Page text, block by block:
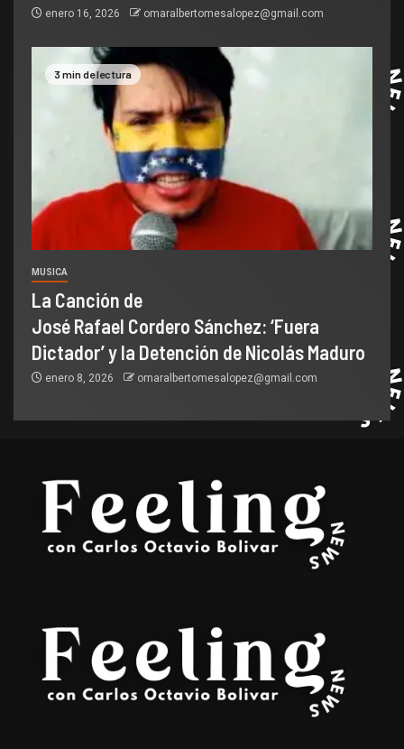
enero 16, 2026 omaralbertomesalopez@gmail.com
3 min de lectura
MUSICA
La Canción de
José Rafael Cordero Sánchez: ‘Fuera
Dictador’ y la Detención de Nicolás Maduro
enero 8, 2026 omaralbertomesalopez@gmail.com